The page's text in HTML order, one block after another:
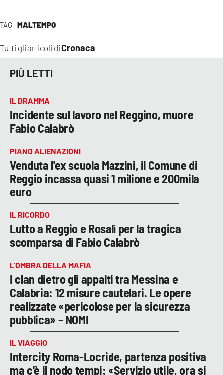
ANDROID
APPLE
TAG MALTEMPO
Tutti gli articoli diCronaca
PIÙ LETTI
IL DRAMMA
Incidente sul lavoro nel Reggino, muore
Fabio Calabrò
PIANO ALIENAZIONI
Venduta l'ex scuola Mazzini, il Comune di
Reggio incassa quasi 1 milione e 200mila
euro
IL RICORDO
Lutto a Reggio e Rosalì per la tragica
scomparsa di Fabio Calabrò
L’OMBRA DELLA MAFIA
I clan dietro gli appalti tra Messina e
Calabria: 12 misure cautelari. Le opere
realizzate «pericolose per la sicurezza
pubblica» – NOMI
IL VIAGGIO
Intercity Roma-Locride, partenza positiva
ma c'è il nodo tempi: «Servizio utile, ora si